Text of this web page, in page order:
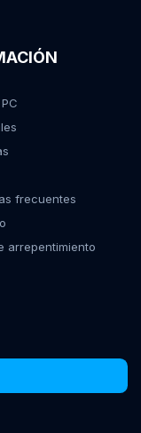
frecuentes
arrepentimiento